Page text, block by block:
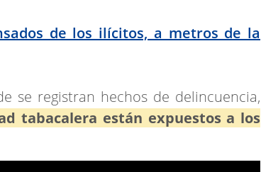
de los ilícitos, a metros de la
se registran hechos de delincuencia,
tabacalera están expuestos a los